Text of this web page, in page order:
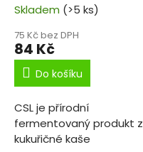
Skladem (>5 ks)
75 Kč bez DPH
84 Kč
Do košíku
CSL je přírodní
fermentovaný produkt z
kukuřičné kaše